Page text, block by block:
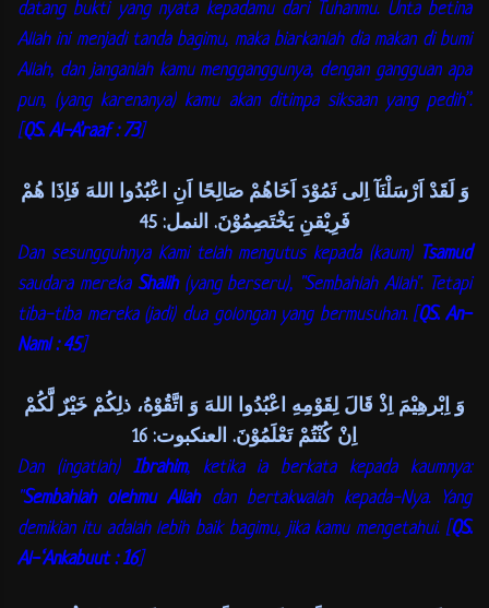
datang bukti yang nyata kepadamu dari Tuhanmu. Unta betina
Allah ini menjadi tanda bagimu, maka biarkanlah dia makan di bumi
Allah, dan janganlah kamu mengganggunya, dengan gangguan apa
pun, (yang karenanya) kamu akan ditimpa siksaan yang pedih”.
[QS. Al-A’raaf : 73]
وَ لَقَدْ اَرْسَلْنَآ اِلى ثَمُوْدَ اَخَاهُمْ صَالِحًا اَنِ اعْبُدُوا اللهَ فَاِذَا هُمْ
فَرِيْقنِ يَخْتَصِمُوْنَ. النمل: 45
Dan sesungguhnya Kami telah mengutus kepada (kaum) Tsamud
saudara mereka Shalih(yang berseru), "Sembahlah Allah". Tetapi
tiba-tiba mereka (jadi) dua golongan yang bermusuhan. [QS. An-
Naml : 45]
وَ اِبْرهِيْمَ اِذْ قَالَ لِقَوْمِهِ اعْبُدُوا اللهَ وَ اتَّقُوْهُ، ذلِكُمْ خَيْرٌ لَّكُمْ
اِنْ كُنْتُمْ تَعْلَمُوْنَ. العنكبوت: 16
Dan (ingatlah) Ibrahim, ketika ia berkata kepada kaumnya:
"Sembahlah olehmu Allahdan bertakwalah kepada-Nya. Yang
demikian itu adalah lebih baik bagimu, jika kamu mengetahui. [QS.
Al-‘Ankabuut : 16]